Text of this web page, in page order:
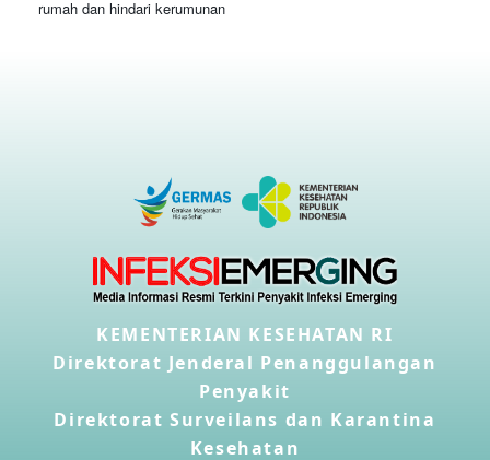
rumah dan hindari kerumunan
KEMENTERIAN KESEHATAN RI
Direktorat Jenderal Penanggulangan
Penyakit
Direktorat Surveilans dan Karantina
Kesehatan